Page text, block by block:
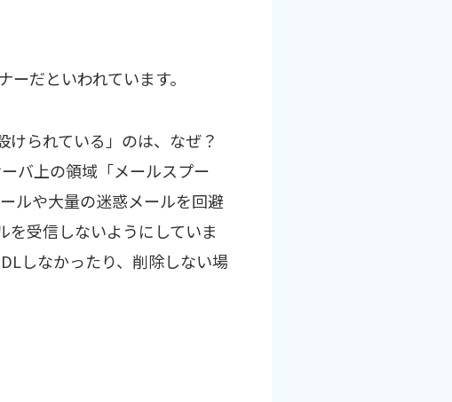
だといわれています。
られている」のは、なぜ？
バ上の領域「メールスプー
ルや大量の迷惑メールを回避
を受信しないようにしていま
しなかったり、削除しない場